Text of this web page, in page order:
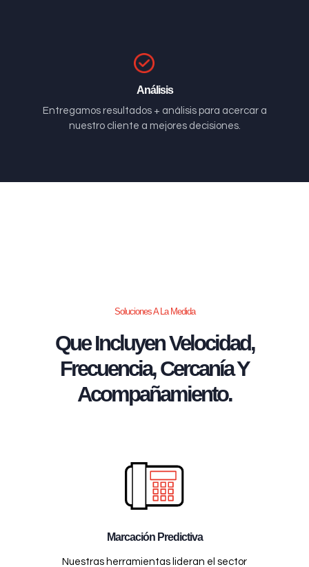
Análisis
Entregamos resultados + análisis para acercar a
nuestro cliente a mejores decisiones.
Soluciones A La Medida
Que Incluyen Velocidad,
Frecuencia, Cercanía Y
Acompañamiento.
Marcación Predictiva
Nuestras herramientas lideran el sector